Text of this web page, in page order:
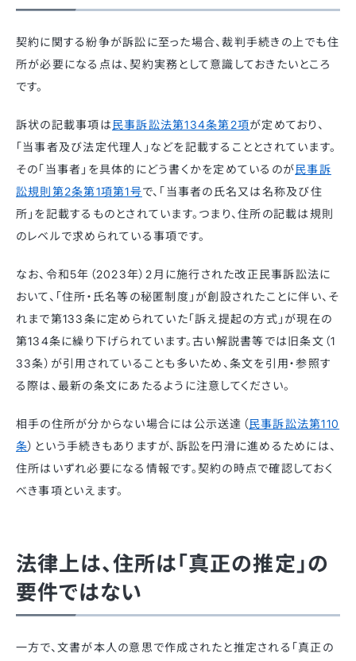
契約に関する紛争が訴訟に至った場合、裁判手続きの上でも住
所が必要になる点は、契約実務として意識しておきたいところ
です。
訴状の記載事項は 民事訴訟法第134条第2項が定めており、
「当事者及び法定代理人」などを記載することとされています。
その「当事者」を具体的にどう書くかを定めているのが民事訴
訟規則第2条第1項第1号で、「当事者の氏名又は名称及び住
所」を記載するものとされています。つまり、住所の記載は規則
のレベルで求められている事項です。
なお、令和5年（2023年）2月に施行された改正民事訴訟法に
おいて、「住所・氏名等の秘匿制度」が創設されたことに伴い、そ
れまで第133条に定められていた「訴え提起の方式」が現在の
第134条に繰り下げられています。古い解説書等では旧条文（1
33条）が引用されていることも多いため、条文を引用・参照す
る際は、最新の条文にあたるように注意してください。
相手の住所が分からない場合には公示送達（民事訴訟法第110
条）という手続きもありますが、訴訟を円滑に進めるためには、
住所はいずれ必要になる情報です。契約の時点で確認しておく
べき事項といえます。
法律上は、住所は「真正の推定」の
要件ではない
一方で、文書が本人の意思で作成されたと推定される「真正の